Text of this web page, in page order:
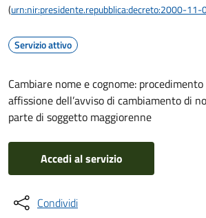
(urn:nir:presidente.repubblica:decreto:2000-11-
Servizio attivo
Cambiare nome e cognome:
affissione dell’avviso di cambiamento di
parte di soggetto maggiorenne
Accedi al servizio
Condividi